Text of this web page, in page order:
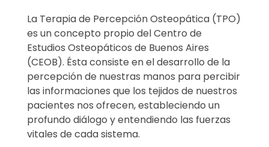
La Terapia de Percepción Osteopática (TPO)
es un concepto propio del Centro de
Estudios Osteopáticos de Buenos Aires
(CEOB). Ésta consiste en el desarrollo de la
percepción de nuestras manos para percibir
las informaciones que los tejidos de nuestros
pacientes nos ofrecen, estableciendo un
profundo diálogo y entendiendo las fuerzas
vitales de cada sistema.